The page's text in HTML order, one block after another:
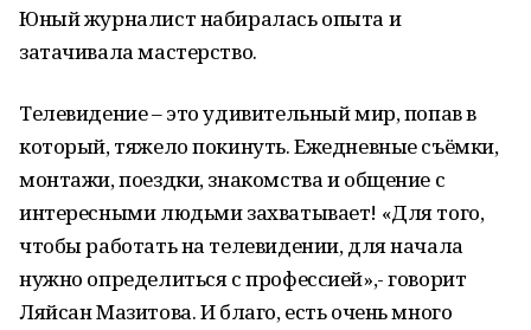
Юный журналист набиралась опыта и
затачивала мастерство.
Телевидение – это удивительный мир, попав в
который, тяжело покинуть. Ежедневные съёмки,
монтажи, поездки, знакомства и общение с
интересными людьми захватывает! «Для того,
чтобы работать на телевидении, для начала
нужно определиться с профессией»,- говорит
Ляйсан Мазитова. И благо, есть очень много